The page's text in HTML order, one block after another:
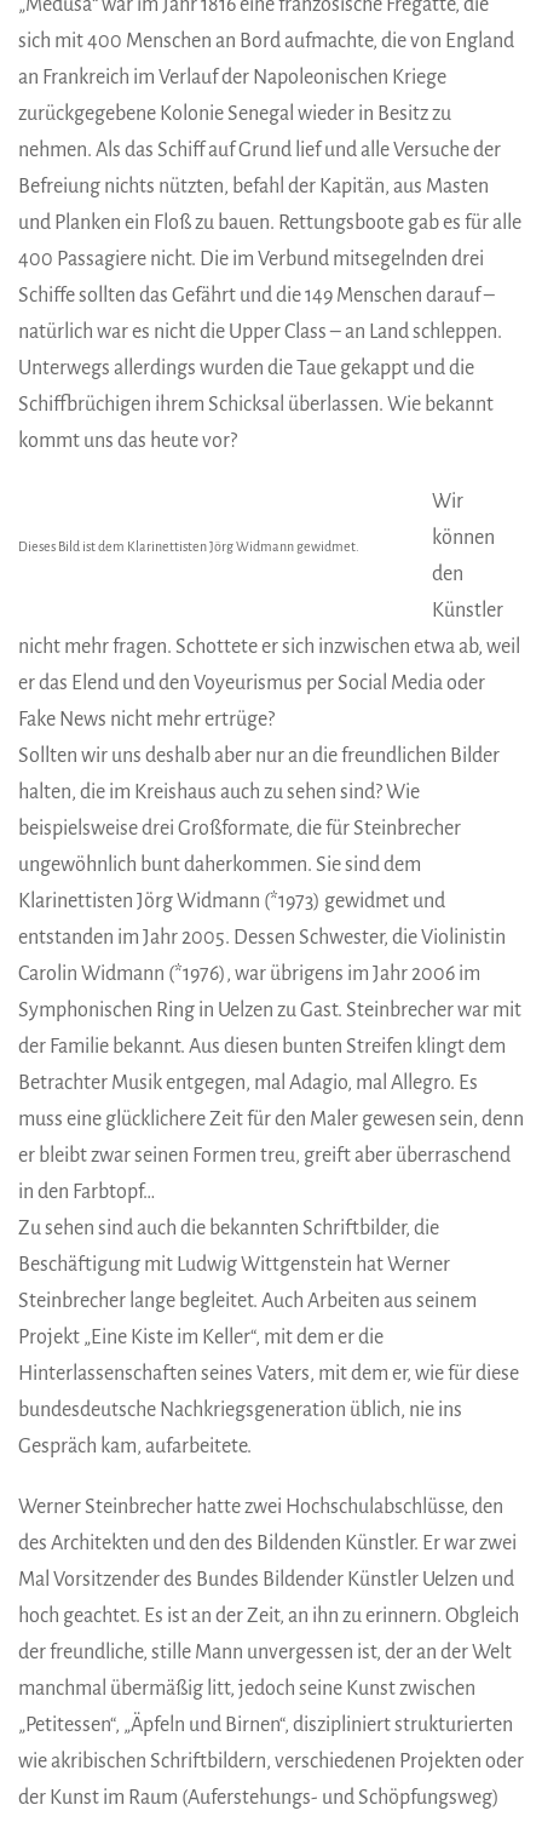
„Medusa“ war im Jahr 1816 eine französische Fregatte, die
sich mit 400 Menschen an Bord aufmachte, die von England
an Frankreich im Verlauf der Napoleonischen Kriege
zurückgegebene Kolonie Senegal wieder in Besitz zu
nehmen. Als das Schiff auf Grund lief und alle Versuche der
Befreiung nichts nützten, befahl der Kapitän, aus Masten
und Planken ein Floß zu bauen. Rettungsboote gab es für alle
400 Passagiere nicht. Die im Verbund mitsegelnden drei
Schiffe sollten das Gefährt und die 149 Menschen darauf –
natürlich war es nicht die Upper Class – an Land schleppen.
Unterwegs allerdings wurden die Taue gekappt und die
Schiffbrüchigen ihrem Schicksal überlassen. Wie bekannt
kommt uns das heute vor?
Dieses Bild ist dem Klarinettisten Jörg Widmann gewidmet.
Wir
können
den
Künstler
nicht mehr fragen. Schottete er sich inzwischen etwa ab, weil
er das Elend und den Voyeurismus per Social Media oder
Fake News nicht mehr ertrüge?
Sollten wir uns deshalb aber nur an die freundlichen Bilder
halten, die im Kreishaus auch zu sehen sind? Wie
beispielsweise drei Großformate, die für Steinbrecher
ungewöhnlich bunt daherkommen. Sie sind dem
Klarinettisten Jörg Widmann (*1973) gewidmet und
entstanden im Jahr 2005. Dessen Schwester, die Violinistin
Carolin Widmann (*1976), war übrigens im Jahr 2006 im
Symphonischen Ring in Uelzen zu Gast. Steinbrecher war mit
der Familie bekannt. Aus diesen bunten Streifen klingt dem
Betrachter Musik entgegen, mal Adagio, mal Allegro. Es
muss eine glücklichere Zeit für den Maler gewesen sein, denn
er bleibt zwar seinen Formen treu, greift aber überraschend
in den Farbtopf…
Zu sehen sind auch die bekannten Schriftbilder, die
Beschäftigung mit Ludwig Wittgenstein hat Werner
Steinbrecher lange begleitet. Auch Arbeiten aus seinem
Projekt „Eine Kiste im Keller“, mit dem er die
Hinterlassenschaften seines Vaters, mit dem er, wie für diese
bundesdeutsche Nachkriegsgeneration üblich, nie ins
Gespräch kam, aufarbeitete.
Werner Steinbrecher hatte zwei Hochschulabschlüsse, den
des Architekten und den des Bildenden Künstler. Er war zwei
Mal Vorsitzender des Bundes Bildender Künstler Uelzen und
hoch geachtet. Es ist an der Zeit, an ihn zu erinnern. Obgleich
der freundliche, stille Mann unvergessen ist, der an der Welt
manchmal übermäßig litt, jedoch seine Kunst zwischen
„Petitessen“, „Äpfeln und Birnen“, diszipliniert strukturierten
wie akribischen Schriftbildern, verschiedenen Projekten oder
der Kunst im Raum (Auferstehungs- und Schöpfungsweg)